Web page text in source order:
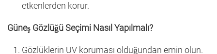
etkenlerden korur.
Güneş Gözlüğü Seçimi Nasıl Yapılmalı?
Gözlüklerin UV koruması olduğundan emin olun.